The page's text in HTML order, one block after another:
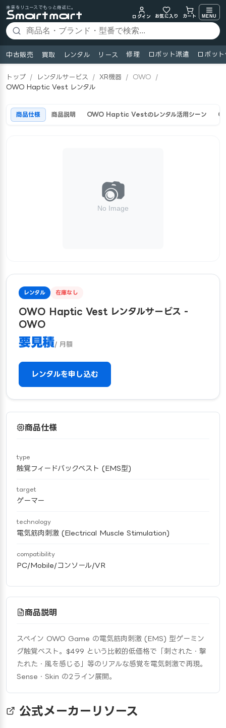
未来をリユースでもっと身近に。
ログイン
お気に入り カート MENU
中古販売 買取 レンタル リース 修理 ロボット派遣 ロボッ
トップ / レンタルサービス / XR機器 / OWO
/
OWO Haptic Vest レンタル
商品仕様 商品説明 OWO Haptic Vestのレンタル活用シーン
レンタル 在庫なし
OWO Haptic Vest レンタルサービス -
OWO
要見積/ 月額
レンタルを申し込む
商品仕様
type
触覚フィードバックベスト (EMS型)
target
ゲーマー
technology
電気筋肉刺激 (Electrical Muscle Stimulation)
compatibility
PC/Mobile/コンソール/VR
商品説明
スペイン OWO Game の電気筋肉刺激 (EMS) 型ゲーミン
グ触覚ベスト。$499 という比較的低価格で「刺された・撃
たれた・風を感じる」等のリアルな感覚を電気刺激で再現。
Sense・Skin の2ライン展開。
公式メーカーリソース